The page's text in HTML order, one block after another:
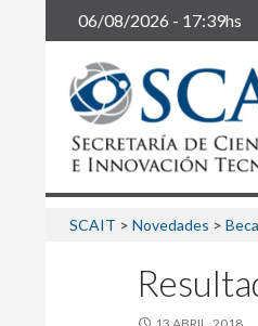
06/08/2026 - 17:39hs
Buscar
SCAIT > Novedades >